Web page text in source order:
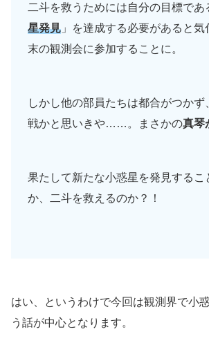
二斗を救うためには自分の目標であ
星発見 」を達成する必要があると
末の観測会に参加することに。
しかし他の部員たちは都合がつかず
戦かと思いきや……。まさかの真琴
果たして新たな小惑星を発見するこ
か、二斗を救えるのか？！
はい、というわけで今回は観測界で小
う話が中心となります。